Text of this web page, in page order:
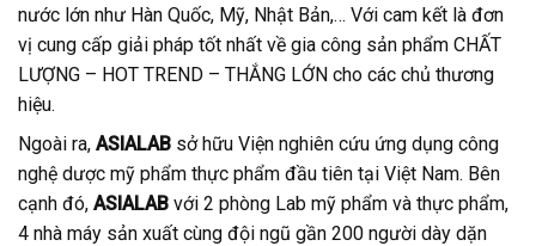
nước lớn như Hàn Quốc, Mỹ, Nhật Bản,… Với cam kết là đơn
vị cung cấp giải pháp tốt nhất về gia công sản phẩm CHẤT
LƯỢNG – HOT TREND – THẮNG LỚN cho các chủ thương
hiệu.
Ngoài ra, ASIALAB sở hữu Viện nghiên cứu ứng dụng công
nghệ dược mỹ phẩm thực phẩm đầu tiên tại Việt Nam. Bên
cạnh đó, ASIALAB với 2 phòng Lab mỹ phẩm và thực phẩm,
4 nhà máy sản xuất cùng đội ngũ gần 200 người dày dặn